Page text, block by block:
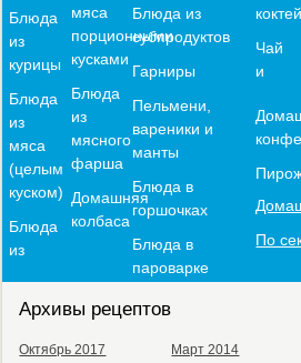
Блюда
из
курицы
Блюда
из
мяса
(целым
куском)
Блюда
из
мяса
порционными
кусками
Блюда
из
мясного
фарша
Домашняя
колбаса
Блюда из
субпродуктов
Гарниры
Пельмени,
вареники и
манты
Блюда в
горшочках
Блюда в
пароварке
Чай
и
По
Архивы рецептов
Октябрь 2017
Март 2014